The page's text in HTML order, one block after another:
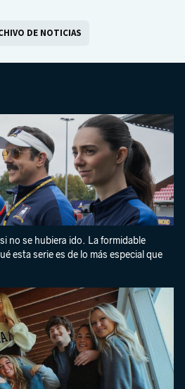
DE NOTICIAS
no se hubiera ido. La formidable
esta serie es de lo más especial que